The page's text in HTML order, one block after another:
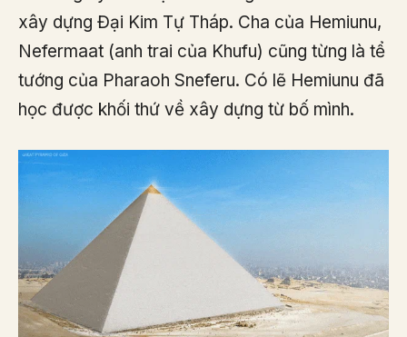
xây dựng Đại Kim Tự Tháp. Cha của Hemiunu,
Nefermaat (anh trai của Khufu) cũng từng là tể
tướng của Pharaoh Sneferu. Có lẽ Hemiunu đã
học được khối thứ về xây dựng từ bố mình.